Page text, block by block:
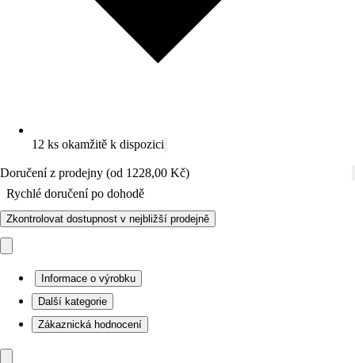
12 ks okamžitě k dispozici
Doručení z prodejny (od 1228,00 Kč)
Rychlé doručení po dohodě
Zkontrolovat dostupnost v nejbližší prodejně
Informace o výrobku
Další kategorie
Zákaznická hodnocení